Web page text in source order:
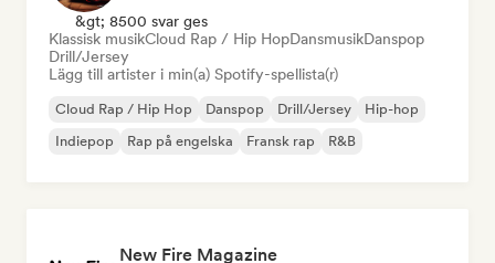
&gt; 8500 svar ges
Klassisk musikCloud Rap / Hip HopDansmusikDanspop
Drill/Jersey
Lägg till artister i min(a) Spotify-spellista(r)
Cloud Rap / Hip Hop Danspop Drill/Jersey
Hip-hop
Indiepop
Rap på engelska Fransk rap R&B
New Fire Magazine